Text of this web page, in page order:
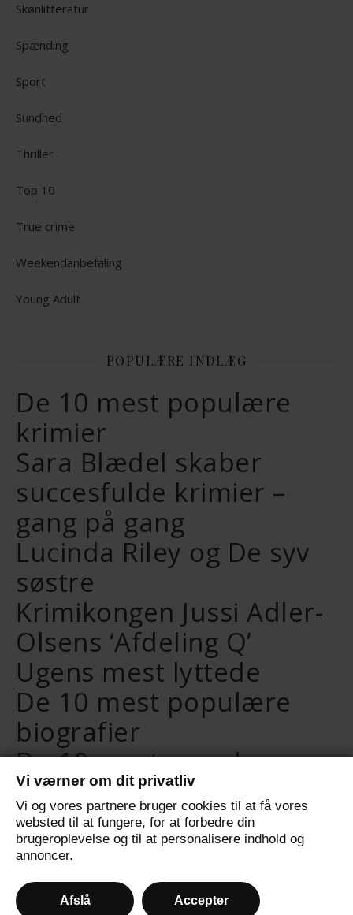
Vi værner om dit privatliv
Vi og vores partnere bruger cookies til at få vores
websted til at fungere, for at forbedre din
brugeroplevelse og til at personalisere indhold og
annoncer.
Afslå Accepter
Skønlitteratur
Spænding
Sport
Sundhed
Thriller
Top 10
True crime
Weekendanbefaling
Young Adult
POPULÆRE INDLÆG
De 10 mest populære
krimier
Sara Blædel skaber
succesfulde krimier –
gang på gang
Lucinda Riley og De syv
søstre
Krimikongen Jussi Adler-
Olsens ‘Afdeling Q’
Ugens mest lyttede
De 10 mest populære
biografier
De 10 mest populære
selvudviklingsbøger
De 10 mest populære
fantasybøger